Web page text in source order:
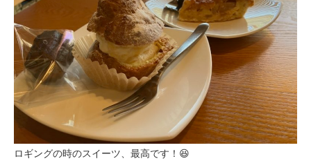
ロギングの時のスイーツ、最高です！😆